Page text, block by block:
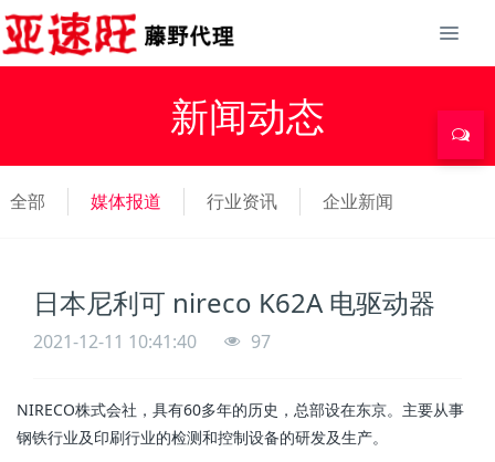
新闻动态
全部 媒体报道 行业资讯 企业新闻
日本尼利可 nireco K62A 电驱动器
2021-12-11 10:41:40 97
NIRECO株式会社，具有60多年的历史，总部设在东京。主要从事
钢铁行业及印刷行业的检测和控制设备的研发及生产。